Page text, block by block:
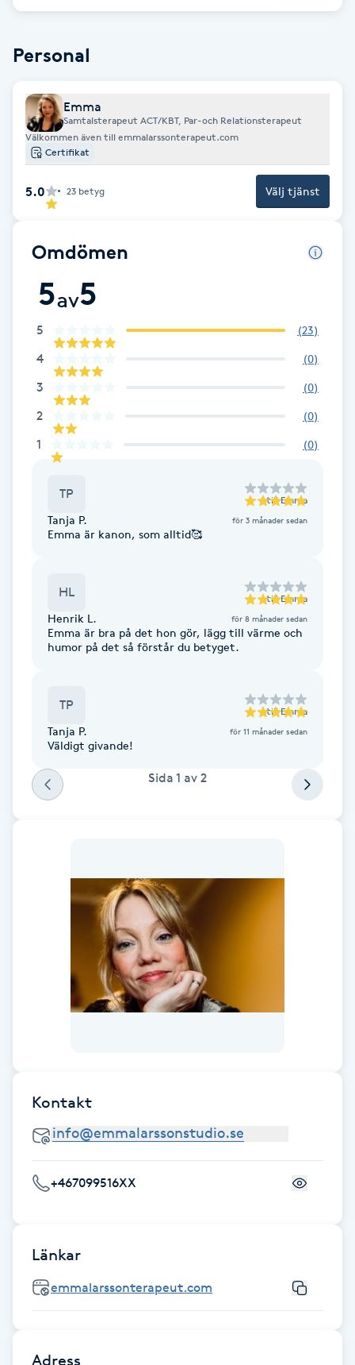
Damklippning
Dermapen
Diamantslipning
Enzympeeling
Extensions
Extensions borttagning
Eyeliner-tatuering
Face framing
Faceliftmassage
Fet hårbotten
Fettreducering
Fibromassage
Fotmassage
Fransborttagning
Fransförlängning
Fransförlängning Megavolym
Fransförlängning Volym
Fransrengöring
Friskvård
Frisör
Funktionsanalys
Färgning
Personal
Emma
Samtalsterapeut ACT/KBT, Par-och Relationsterapeut
Välkommen även till emmalarssonterapeut.com
Certifikat
5.0 23 betyg Välj tjänst
Omdömen
5av5
5 (23)
4 (0)
3 (0)
2 (0)
1 (0)
TP till Emma
Tanja P. för 3 månader sedan
Emma är kanon, som alltid🥰
HL till Emma
Henrik L. för 8 månader sedan
Emma är bra på det hon gör, lägg till värme och
humor på det så förstår du betyget.
TP till Emma
Tanja P. för 11 månader sedan
Väldigt givande!
Sida 1 av 2
Kontakt
+467099516XX
Länkar
emmalarssonterapeut.com
Adress